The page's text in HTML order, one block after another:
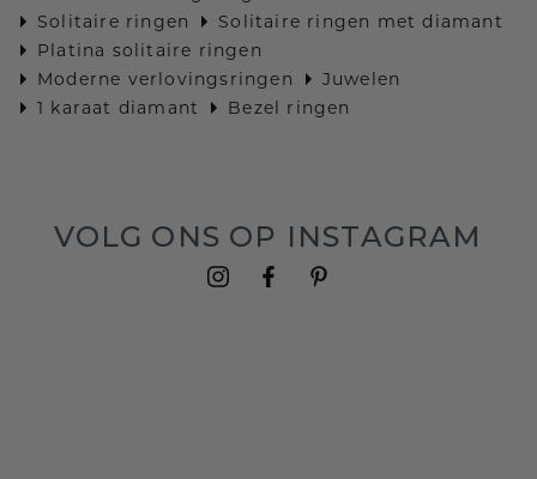
Solitaire ringen
Solitaire ringen met diamant
Platina solitaire ringen
Moderne verlovingsringen
Juwelen
1 karaat diamant
Bezel ringen
VOLG ONS OP INSTAGRAM